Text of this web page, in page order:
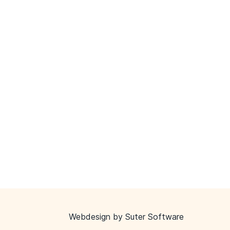
Webdesign bySuter Software